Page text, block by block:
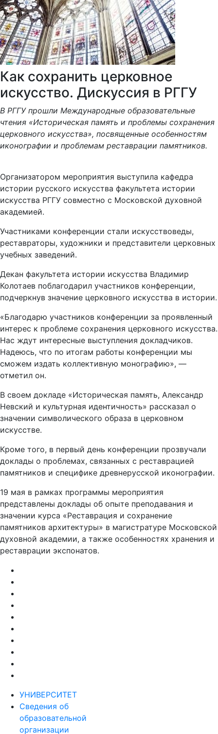
Как сохранить церковное
искусство. Дискуссия в РГГУ
В РГГУ прошли Международные образовательные
чтения «Историческая память и проблемы сохранения
церковного искусства», посвященные особенностям
Организатором мероприятия выступила кафедра
истории русского искусства факультета истории
искусства РГГУ совместно с Московской духовной
Участниками конференции стали искусствоведы,
реставраторы, художники и представители церковных
Декан факультета истории искусства Владимир
Колотаев поблагодарил участников конференции,
«Благодарю участников конференции за проявленный
интерес к проблеме сохранения церковного искусства.
Нас ждут интересные выступления докладчиков.
Надеюсь, что по итогам работы конференции мы
сможем издать коллективную монографию», —
В своем докладе «Историческая память, Александр
Невский и культурная идентичность» рассказал о
значении символического образа в церковном
Кроме того, в первый день конференции прозвучали
доклады о проблемах, связанных с реставрацией
19 мая в рамках программы мероприятия
представлены доклады об опыте преподавания и
значении курса «Реставрация и сохранение
памятников архитектуры» в магистратуре Московской
духовной академии, а также особенностях хранения и
УНИВЕРСИТЕТ
Сведения об
образовательной